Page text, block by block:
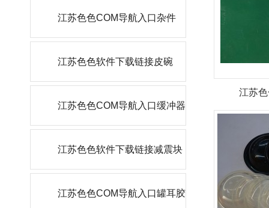
江苏
江苏色色COM导航入口杂件
江苏色色软件下载链接皮碗
江苏色色COM导航入口缓冲器
江苏色色软件下载链接减震块
江苏色色COM导航入口罐耳胶